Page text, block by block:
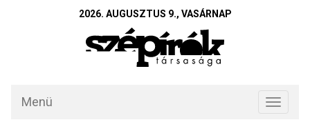
2026. AUGUSZTUS 9., VASÁRNAP
Toggle
Menü